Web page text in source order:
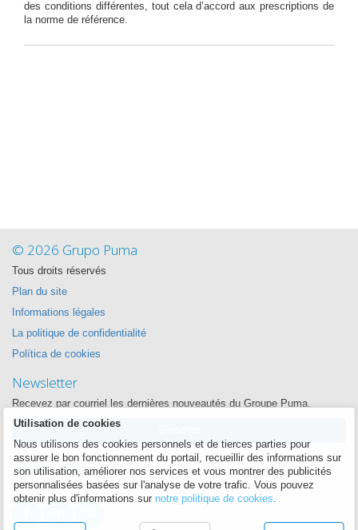
des conditions différentes, tout cela d’accord aux prescriptions de
la norme de référence.
© 2026 Grupo Puma
Tous droits réservés
Plan du site
Informations légales
La politique de confidentialité
Política de cookies
Newsletter
Recevez par courriel les dernières nouveautés du Groupe Puma.
Suivez-nous
Nous voulons être proche de vous à chaque instant
Utilisation de cookies
Nous utilisons des cookies personnels et de tierces parties pour
assurer le bon fonctionnement du portail, recueillir des informations sur
son utilisation, améliorer nos services et vous montrer des publicités
personnalisées basées sur l'analyse de votre trafic. Vous pouvez
obtenir plus d'informations sur notre politique de cookies.